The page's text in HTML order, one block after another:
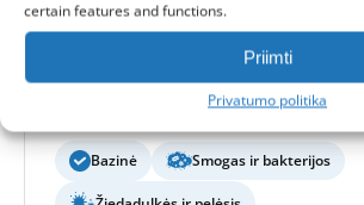
certain features and functions.
Priimti
Privatumo politika
Ištraukimo filtro išmatavimai:
Tiekimo filtro išmatavimai:389x146x485/1 mm
Bazinė
Smogas ir bakterijos